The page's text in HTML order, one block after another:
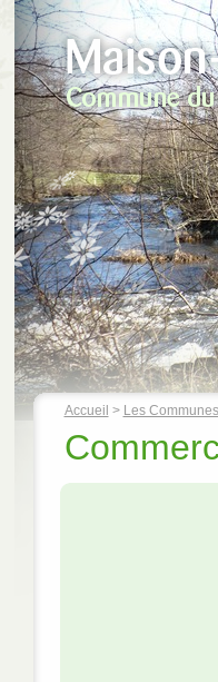
Accueil > Les Communes